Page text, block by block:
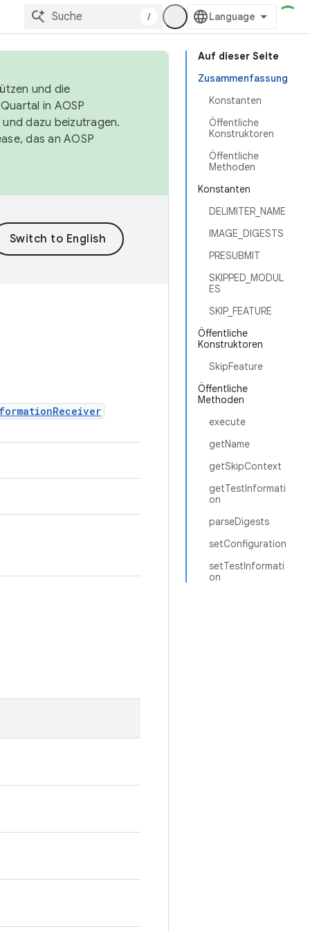
/
Auf dieser Seite
Zusammenfassung
Konstanten
Öffentliche
Konstruktoren
Öffentliche
Methoden
Konstanten
DELIMITER_NAME
IMAGE_DIGESTS
PRESUBMIT
SKIPPED_MODUL
ES
SKIP_FEATURE
Öffentliche
Konstruktoren
SkipFeature
Öffentliche
Methoden
execute
getName
getSkipContext
getTestInformati
on
parseDigests
setConfiguration
setTestInformati
on
und die
in AOSP
und dazu beizutragen.
das an AOSP